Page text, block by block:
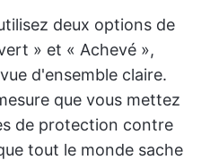
deux options de
» et « Achevé »,
d'ensemble claire.
que vous mettez
de protection contre
tout le monde sache